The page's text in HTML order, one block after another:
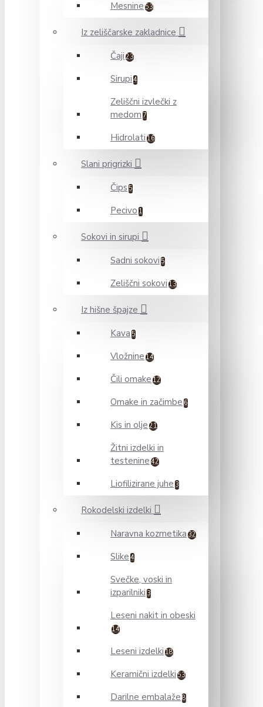
Mesnine 53
Iz zeliščarske zakladnice
Čaji 23
Sirupi 4
Zeliščni izvlečki z
medom 7
Hidrolati 16
Slani prigrizki
Čips 5
Pecivo 1
Sokovi in sirupi
Sadni sokovi 5
Zeliščni sokovi 13
Iz hišne špajze
Kava 5
Vložnine 14
Čili omake 12
Omake in začimbe 6
Kis in olje 21
Žitni izdelki in
testenine 42
Liofilizirane juhe 3
Rokodelski izdelki
Naravna kozmetika 32
Slike 4
Svečke, voski in
izparilniki 3
Leseni nakit in obeski
14
Leseni izdelki 18
Keramični izdelki 53
Darilne embalaže 8